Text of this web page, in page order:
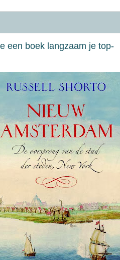
een boek langzaam je top-